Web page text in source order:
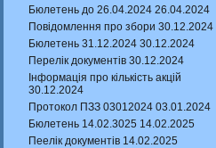
Бюлетень до 26.04.2024 26.04.2024
Повідомлення про збори 30.12.2024
Бюлетень 31.12.2024 30.12.2024
Перелік документів 30.12.2024
Інформація про кількість акцій
30.12.2024
Протокол ПЗЗ 03012024 03.01.2024
Бюлетень 14.02.3025 14.02.2025
Пеелік документів 14.02.2025